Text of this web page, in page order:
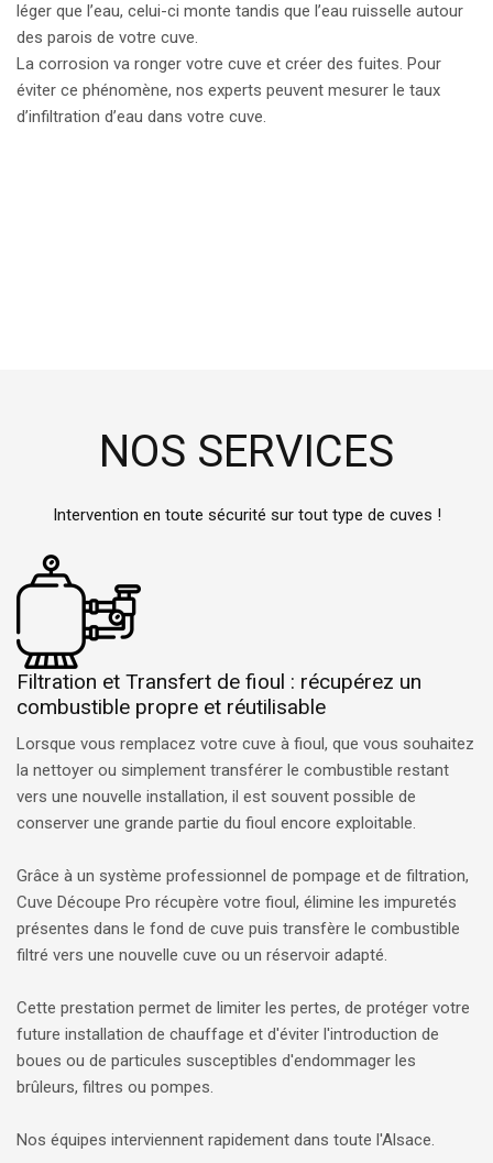
léger que l’eau, celui-ci monte tandis que l’eau ruisselle autour
des parois de votre cuve.
La corrosion va ronger votre cuve et créer des fuites. Pour
éviter ce phénomène, nos experts peuvent mesurer le taux
d’infiltration d’eau dans votre cuve.
NOS SERVICES
Intervention en toute sécurité sur tout type de cuves !
Filtration et Transfert de fioul : récupérez un
combustible propre et réutilisable
Lorsque vous remplacez votre cuve à fioul, que vous souhaitez
la nettoyer ou simplement transférer le combustible restant
vers une nouvelle installation, il est souvent possible de
conserver une grande partie du fioul encore exploitable.
Grâce à un système professionnel de pompage et de filtration,
Cuve Découpe Pro récupère votre fioul, élimine les impuretés
présentes dans le fond de cuve puis transfère le combustible
filtré vers une nouvelle cuve ou un réservoir adapté.
Cette prestation permet de limiter les pertes, de protéger votre
future installation de chauffage et d'éviter l'introduction de
boues ou de particules susceptibles d'endommager les
brûleurs, filtres ou pompes.
Nos équipes interviennent rapidement dans toute l'Alsace.